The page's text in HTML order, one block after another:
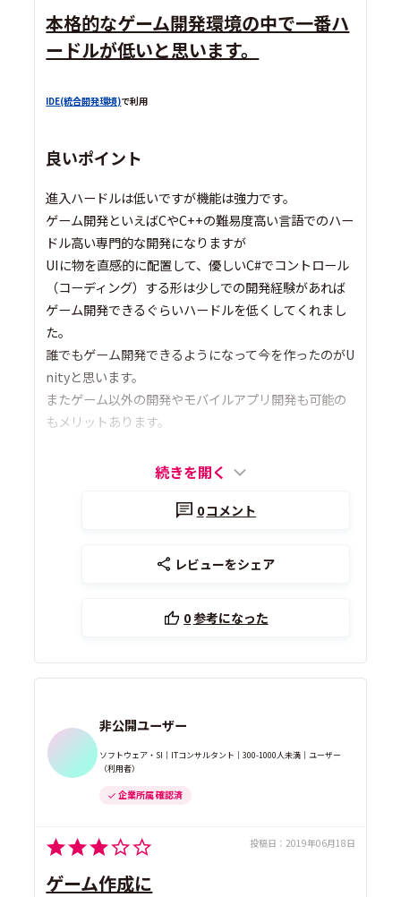
本格的なゲーム開発環境の中で一番ハ
ードルが低いと思います。
IDE(統合開発環境)で利用
良いポイント
進入ハードルは低いですが機能は強力です。
ゲーム開発といえばCやC++の難易度高い言語でのハー
ドル高い専門的な開発になりますが
UIに物を直感的に配置して、優しいC#でコントロール
（コーディング）する形は少しでの開発経験があれば
ゲーム開発できるぐらいハードルを低くしてくれまし
た。
誰でもゲーム開発できるようになって今を作ったのがU
nityと思います。
またゲーム以外の開発やモバイルアプリ開発も可能の
もメリットあります。
続きを開く
0コメント
レビューをシェア
0参考になった
非公開ユーザー
ソフトウェア・SI｜ITコンサルタント｜300-1000人未満｜ユーザー
（利用者）
企業所属 確認済
投稿日： 2019年06月18日
ゲーム作成に